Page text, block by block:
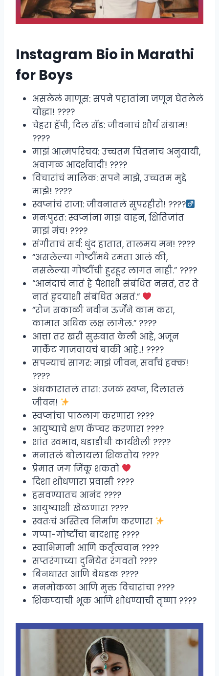
Instagram Bio in Marathi
for Boys
असलेलं माणूस: सपने पहातांना जणून घेतलेलं
योद्धा! ????
चेहरा हॅपी, दिल सॅड: जीवनाचं शौर्य संग्राम!
????
माझं आत्मपरिचय: उच्चतम चिंतनाचं अनुयायी,
अवागळ आदर्शवादी! ????
विचारांचं मालिक: सपने माझे, उच्चतम मुद्दे
माझे! ????
स्वप्नांचं राजा: जीवनातलं सुपरहीरो! ????‍
मनःपुरत: स्वप्नांना माझं वाहन, क्षितिजांत
माझं मंच! ????
संगीताचं सर्व: धुंद हातात, तालमय मन! ????
“असलेल्या गोष्टींमधे रमता आलं की,
नसलेल्या गोष्टींची हुरहूर लागत नाही.” ????
“आनंदाचं नातं हे पैशाशी संबंधित नसतं, तर ते
नातं हृदयाशी संबंधित असतं.”
“रोज सकाळी नवीन ऊर्जेने काम करा,
कामात अधिक लक्ष लागेल.” ????
आत्ता तर खरी सुरुवात केली आहे, अजून
मार्केट गाजवायचं बाकी आहे..! ????
सपन्याचं सागर: माझं जीवन, सर्वांचं हक्क!
????
अंधकारातलं तारा: उजळं स्वप्न, दिलातलं
जीवन!
स्वप्नांचा पाठलाग करणारा ????
आयुष्याचे क्षण कॅप्चर करणारा ????
शांत स्वभाव, धडाडीची कार्यशैली ????
मनातलं बोलायला शिकतोय ????️
प्रेमात जग जिंकू शकतो
दिशा शोधणारा प्रवासी ????
हसवण्यातच आनंद ????
आयुष्याशी खेळणारा ????
स्वतःचं अस्तित्व निर्माण करणारा
गप्पा-गोष्टींचा बादशाह ????️
स्वाभिमानी आणि कर्तृत्ववान ????
सप्तरंगाच्या दुनियेत रंगवतो ????
बिनधास्त आणि बेधडक ????️
मनमोकळा आणि मुक्त विचारांचा ????
शिकण्याची भूक आणि शोधण्याची तृष्णा ????